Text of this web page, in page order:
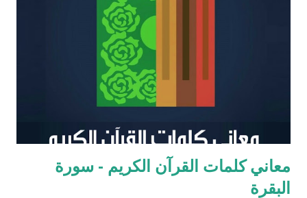
مذكوره في ( سفر عزرا ) في العهد القديم ونجد في ملاحق الشروحات
اليهوديه للمشناه والمعروفه باسم ( توسفتا ) תוספתא نجد رأياً يُزعم ان
عزرا الكاتب كان مستحقاً لان تتنزل عليه التوراه لولا ان موسى عليه
السلام سبقه ! כי ראויה הייתה התורה להינתן על י...
معاني كلمات القرآن الكريم - سورة
البقرة